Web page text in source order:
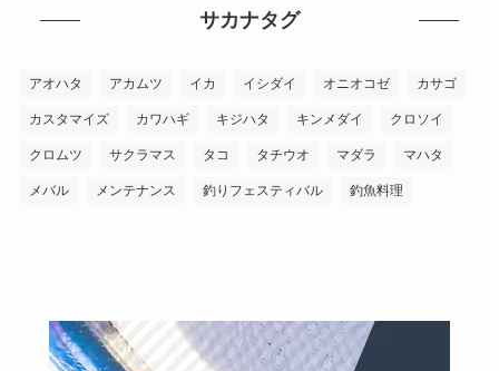
サカナタグ
アオハタ アカムツ イカ イシダイ オニオコゼ カサゴ
カスタマイズ カワハギ キジハタ キンメダイ クロソイ
クロムツ サクラマス タコ タチウオ マダラ マハタ
メバル メンテナンス 釣りフェスティバル 釣魚料理